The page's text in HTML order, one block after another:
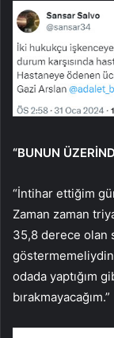
“BUNUN
“İntihar ettiğim
Zaman zaman
35,8 derece olan
odada yaptığım
bırakmayacağım.”